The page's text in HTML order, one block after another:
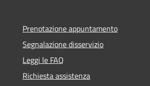
Prenotazione appuntamento
Segnalazione disservizio
Leggi le FAQ
Richiesta assistenza